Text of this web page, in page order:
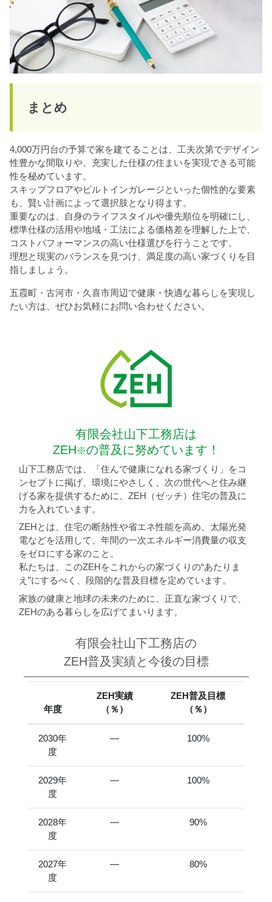
まとめ
4,000万円台の予算で家を建てることは、工夫次第でデザイン
性豊かな間取りや、充実した仕様の住まいを実現できる可能
性を秘めています。
スキップフロアやビルトインガレージといった個性的な要素
も、賢い計画によって選択肢となり得ます。
重要なのは、自身のライフスタイルや優先順位を明確にし、
標準仕様の活用や地域・工法による価格差を理解した上で、
コストパフォーマンスの高い仕様選びを行うことです。
理想と現実のバランスを見つけ、満足度の高い家づくりを目
指しましょう。
五霞町・古河市・久喜市周辺で健康・快適な暮らしを実現し
たい方は、ぜひお気軽にお問い合わせください。
有限会社山下工務店は
ZEH※の普及に努めています！
山下工務店では、「住んで健康になれる家づくり」をコ
ンセプトに掲げ、環境にやさしく、次の世代へと住み継
げる家を提供するために、ZEH（ゼッチ）住宅の普及に
力を入れています。
ZEHとは、住宅の断熱性や省エネ性能を高め、太陽光発
電などを活用して、年間の一次エネルギー消費量の収支
をゼロにする家のこと。
私たちは、このZEHをこれからの家づくりの“あたりま
え”にするべく、段階的な普及目標を定めています。
家族の健康と地球の未来のために、正直な家づくりで、
ZEHのある暮らしを広げてまいります。
有限会社山下工務店の
ZEH普及実績と今後の目標
年度
ZEH実績
（％）
ZEH普及目標
（％）
2030年
度
― 100%
2029年
度
― 100%
2028年
度
― 90%
2027年
度
― 80%